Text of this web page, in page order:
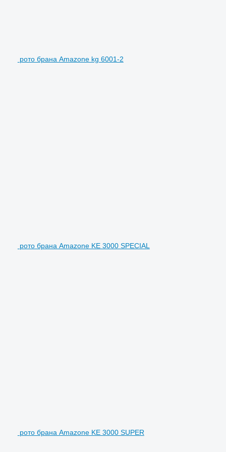
рото брана Amazone kg 6001-2
рото брана Amazone KE 3000 SPECIAL
рото брана Amazone KE 3000 SUPER